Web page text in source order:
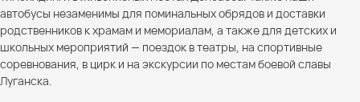
автобусы незаменимы для поминальных обрядов и доставки
родственников к храмам и мемориалам, а также для детских и
школьных мероприятий — поездок в театры, на спортивные
соревнования, в цирк и на экскурсии по местам боевой славы
Луганска.